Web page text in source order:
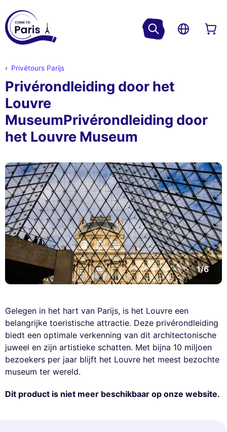
Privétours Parijs
Privérondleiding door het
Louvre
MuseumPrivérondleiding door
het Louvre Museum
1/6
Gelegen in het hart van Parijs, is het Louvre een
belangrijke toeristische attractie. Deze privérondleiding
biedt een optimale verkenning van dit architectonische
juweel en zijn artistieke schatten. Met bijna 10 miljoen
bezoekers per jaar blijft het Louvre het meest bezochte
museum ter wereld.
Dit product is niet meer beschikbaar op onze website.